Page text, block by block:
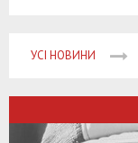
УСІ НОВИНИ